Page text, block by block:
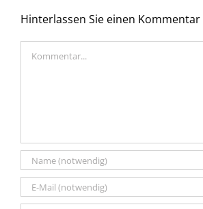
Hinterlassen Sie einen Kommentar